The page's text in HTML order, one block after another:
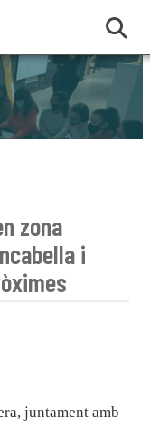
zona
i
juntament amb